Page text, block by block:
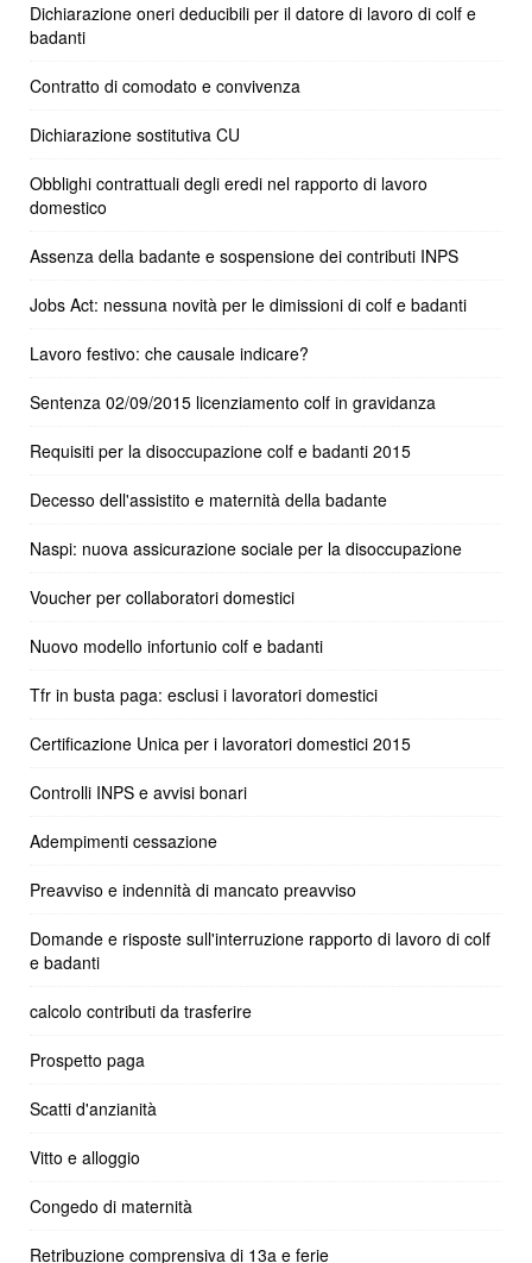
Dichiarazione oneri deducibili per il datore di lavoro di colf e
badanti
Contratto di comodato e convivenza
Dichiarazione sostitutiva CU
Obblighi contrattuali degli eredi nel rapporto di lavoro
domestico
Assenza della badante e sospensione dei contributi INPS
Jobs Act: nessuna novità per le dimissioni di colf e badanti
Lavoro festivo: che causale indicare?
Sentenza 02/09/2015 licenziamento colf in gravidanza
Requisiti per la disoccupazione colf e badanti 2015
Decesso dell'assistito e maternità della badante
Naspi: nuova assicurazione sociale per la disoccupazione
Voucher per collaboratori domestici
Nuovo modello infortunio colf e badanti
Tfr in busta paga: esclusi i lavoratori domestici
Certificazione Unica per i lavoratori domestici 2015
Controlli INPS e avvisi bonari
Adempimenti cessazione
Preavviso e indennità di mancato preavviso
Domande e risposte sull'interruzione rapporto di lavoro di colf
e badanti
calcolo contributi da trasferire
Prospetto paga
Scatti d'anzianità
Vitto e alloggio
Congedo di maternità
Retribuzione comprensiva di 13a e ferie